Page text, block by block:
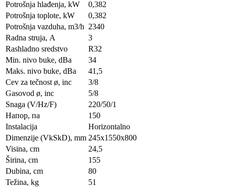
Potrošnja hlađenja, kW
0,382
Potrošnja toplote, kW
0,382
Potrošnja vazduha, m3/h 2340
Radna struja, А
3
Rashladno sredstvo
R32
Min. nivo buke, dBa
34
Maks. nivo buke, dBa
41,5
Cev za tečnost ø, inc
3/8
Gasovod ø, inc
5/8
Snaga (V/Hz/F)
220/50/1
Напор, па
150
Instalacija
Horizontalno
Dimenzije (VkSkD), mm 245x1550x800
Visina, сm
24,5
Širina, сm
155
Dubina, сm
80
Težina, kg
51